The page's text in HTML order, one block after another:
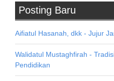
Posting Baru
Aifiatul Hasanah, dkk - Jujur
Walidatul Mustaghfirah -
Pendidikan